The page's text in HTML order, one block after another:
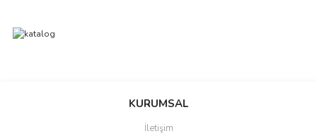
Bu ürüne ilk yorumu siz yapın!
Ürün hakkında henüz soru sorulmamış.
KURUMSAL
İletişim